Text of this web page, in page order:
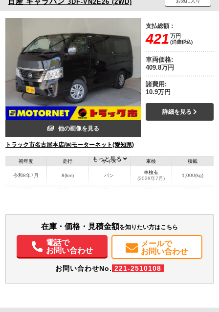
3DF-VN2E26 (2WD)
他の画像を見る
トラック市名古屋本店/㈱モーターネット(愛知県)
支払総額：
421 万円
(消費税込)
車両価格:
409.8万円
諸費用:
10.9万円
詳細を見る
初年度
令和8年7月
走行
8(km)
サイズ
バン
車検
車検有
(2028年7月)
積載
1,000(kg)
装備情報
パワステ パワーウィンドウ エアバッグ
集中ドアロック
電動格納ミラー
バックモニター
もっと見る
在庫・価格・見積金額を知りたい方はこちら
電話で
お問い合わせ
メールで
お問い合わせ
お問い合わせNo. 221-2510108